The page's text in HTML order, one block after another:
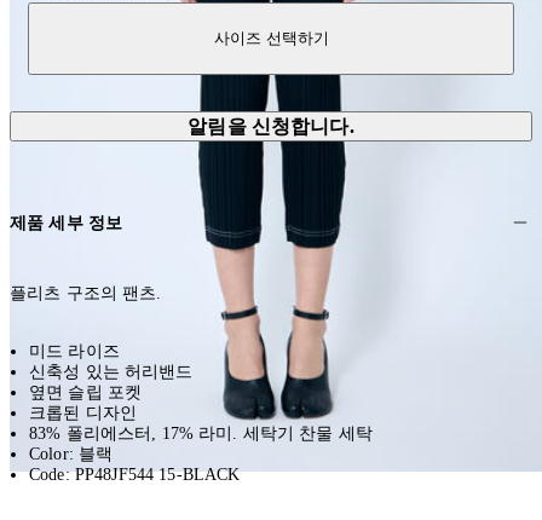
사이즈 선택하기
알림을 신청합니다.
제품 세부 정보
플리츠 구조의 팬츠.
미드 라이즈
신축성 있는 허리밴드
옆면 슬립 포켓
크롭된 디자인
83% 폴리에스터, 17% 라미. 세탁기 찬물 세탁
Color: 블랙
Code: PP48JF544 15-BLACK